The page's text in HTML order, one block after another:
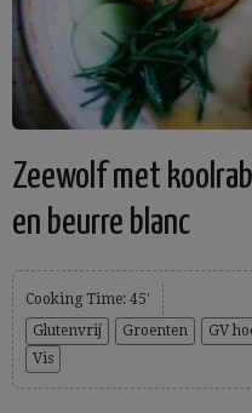
Zeewolf met
en beurre blanc
Cooking Time: 45'
Glutenvrij
Groenten GV
Vis